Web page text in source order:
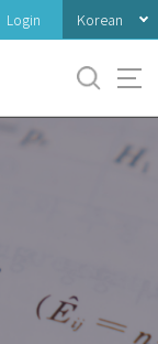
Login Korean